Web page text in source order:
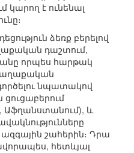
է ունենալ
ձեռք բերելով
դաշտում,
որպես հարթակ
նպատակով
ցուցաբերում
Աֆղանստանում), և
շահերին։ Դրա
հետևյալ